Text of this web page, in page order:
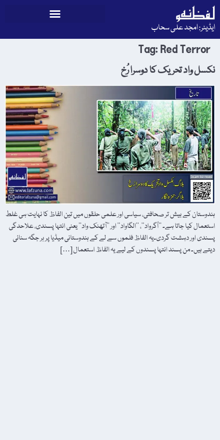
ایڈیٹر: امجد علی سحاب
Tag:Red Terror
نکسل واد تحریک کا دوسرا رُخ
ہندوستان کے بیش تر صحافتی، سیاسی اور علمی حلقوں میں تین الفاظ کا نہایت ہی غلط
استعمال کیا جاتا ہے۔ ’’اُگرواد‘‘، ’’الگاواد‘‘ اور ’’آتھنک واد‘‘ یعنی انتہا پسندی، علاحدگی
پسندی اور دہشت گردی۔یہ الفاظ فلموں سے لے کے ہندوستانی میڈیا پر ہر جگہ سنائی
دیتے ہیں۔ من پسند انتہا پسندوں کے لیے یہ الفاظ استعمال […]